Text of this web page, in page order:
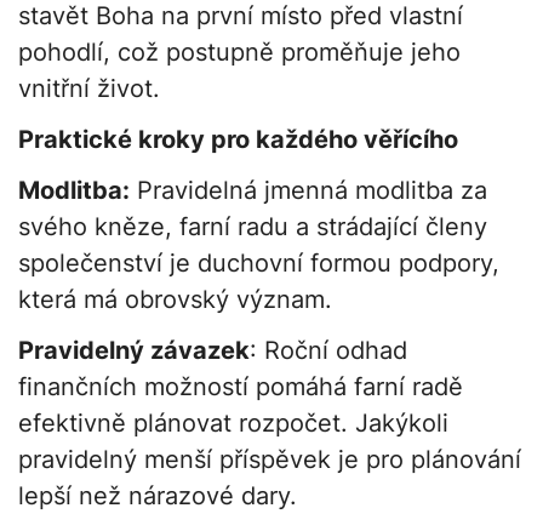
stavět Boha na první místo před vlastní
pohodlí, což postupně proměňuje jeho
vnitřní život.
Praktické kroky pro každého věřícího
Modlitba: Pravidelná jmenná modlitba za
svého kněze, farní radu a strádající členy
společenství je duchovní formou podpory,
která má obrovský význam.
Pravidelný závazek: Roční odhad
finančních možností pomáhá farní radě
efektivně plánovat rozpočet. Jakýkoli
pravidelný menší příspěvek je pro plánování
lepší než nárazové dary.